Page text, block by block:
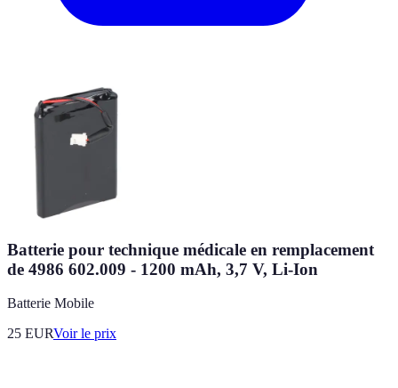
Batterie pour technique médicale en remplacement
de 4986 602.009 - 1200 mAh, 3,7 V, Li-Ion
Batterie Mobile
25 EURVoir le prix